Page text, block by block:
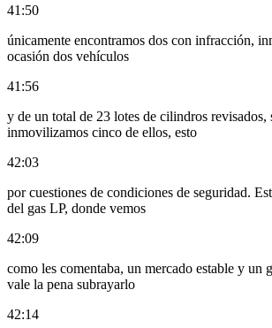
41:50
únicamente encontramos dos con infracción,
ocasión dos vehículos
41:56
y de un total de 23 lotes de cilindros revisados,
inmovilizamos cinco de ellos, esto
42:03
por cuestiones de condiciones de seguridad.
del gas LP, donde vemos
42:09
como les comentaba, un mercado estable y un
vale la pena subrayarlo
42:14